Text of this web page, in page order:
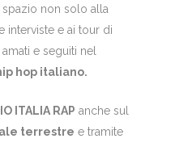
spazio non solo alla
interviste e ai tour di
e seguiti nel
hop italiano.
ITALIA RAP anche sul
terrestre e tramite